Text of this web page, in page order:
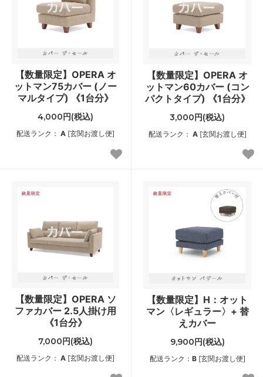
【数量限定】OPERA オ
ットマン75カバー (ノー
マルタイプ) 《1台分》
4,000円(税込)
配送ランク： A [玄関お渡し便]
【数量限定】OPERA オ
ットマン60カバー (コン
パクトタイプ) 《1台分》
3,000円(税込)
配送ランク： A[玄関お渡し便]
【数量限定】OPERA ソ
ファカバー 2.5人掛け用
《1台分》
7,000円(税込)
配送ランク： A [玄関お渡し便]
【数量限定】H：オット
マン〈レギュラー〉+ 替
えカバー
9,900円(税込)
配送ランク： B[玄関お渡し便]